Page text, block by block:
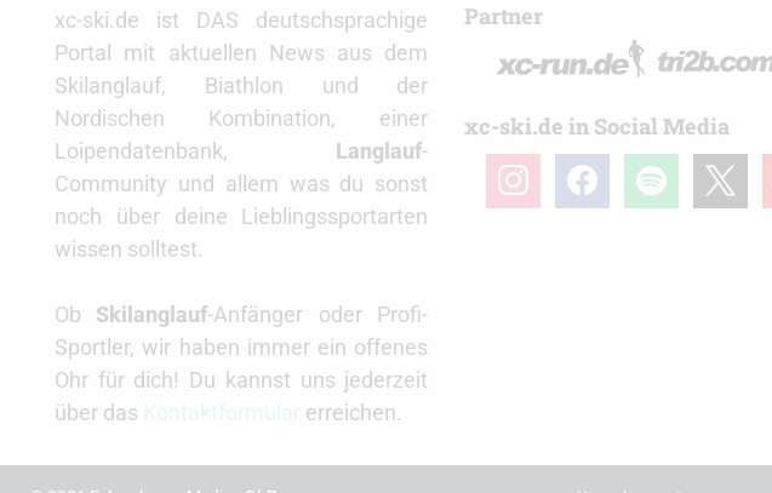
xc-ski.de ist DAS deutschsprachige
Portal mit aktuellen News aus dem
Skilanglauf, Biathlon und der
Nordischen Kombination, einer
Loipendatenbank, Langlauf-
Community und allem was du sonst
noch über deine Lieblingssportarten
wissen solltest.
Ob Skilanglauf-Anfänger oder Profi-
Sportler, wir haben immer ein offenes
Ohr für dich! Du kannst uns jederzeit
über das
erreichen.
Partner
xc-ski.de in Social Media
instagramfacebookspotify